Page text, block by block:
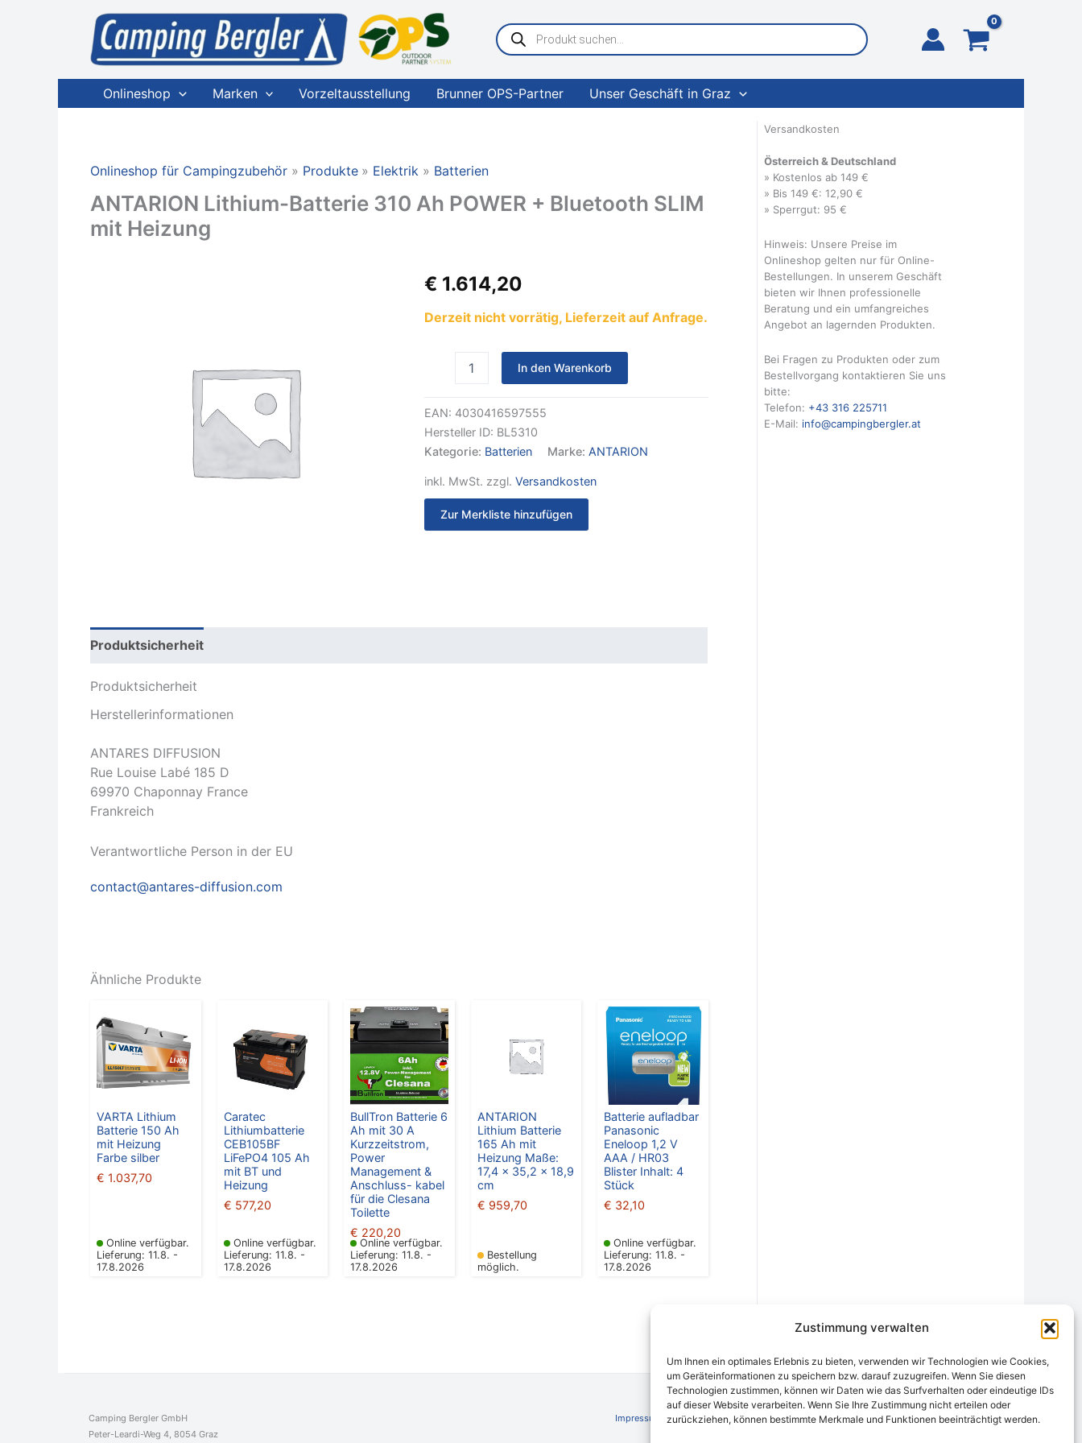
Zustimmung verwalten
Um Ihnen ein optimales Erlebnis zu bieten, verwenden wir Technologien wie Cookies,
um Geräteinformationen zu speichern bzw. darauf zuzugreifen. Wenn Sie diesen
Technologien zustimmen, können wir Daten wie das Surfverhalten oder eindeutige IDs
auf dieser Website verarbeiten. Wenn Sie Ihre Zustimmung nicht erteilen oder
zurückziehen, können bestimmte Merkmale und Funktionen beeinträchtigt werden.
Products
search
Onlineshop Marken Vorzeltausstellung Brunner OPS-Partner Unser Geschäft in Graz
Onlineshop für Campingzubehör Produkte Elektrik Batterien
ANTARION Lithium-Batterie 310 Ah POWER + Bluetooth SLIM
mit Heizung
€ 1.614,20
Derzeit nicht vorrätig, Lieferzeit auf Anfrage.
ANTARION
Lithium-
310
mit
Heizung
Menge
In den Warenkorb
EAN: 4030416597555
Hersteller ID: BL5310
Kategorie: Batterien Marke: ANTARION
inkl. MwSt. zzgl. Versandkosten
Zur Merkliste hinzufügen
Produktsicherheit
Produktsicherheit
Herstellerinformationen
ANTARES DIFFUSION
Rue Louise Labé 185 D
69970 Chaponnay France
Frankreich
Verantwortliche Person in der EU
contact@antares-diffusion.com
Ähnliche Produkte
VARTA Lithium
Batterie 150 Ah
mit Heizung
Farbe silber
€ 1.037,70
Online verfügbar.
Lieferung: 11.8. -
17.8.2026
Caratec
Lithiumbatterie
CEB105BF
LiFePO4 105 Ah
mit BT und
Heizung
€ 577,20
Online verfügbar.
Lieferung: 11.8. -
17.8.2026
BullTron Batterie 6
Ah mit 30 A
Kurzzeitstrom,
Power
Management &
Anschluss- kabel
für die Clesana
Toilette
€ 220,20
Online verfügbar.
Lieferung: 11.8. -
17.8.2026
ANTARION
Lithium Batterie
165 Ah mit
Heizung Maße:
17,4 x 35,2 x 18,9
cm
€ 959,70
Bestellung
möglich.
Batterie aufladbar
Panasonic
Eneloop 1,2 V
AAA / HR03
Blister Inhalt: 4
Stück
€ 32,10
Online verfügbar.
Lieferung: 11.8. -
17.8.2026
Versandkosten
Österreich & Deutschland
» Kostenlos ab 149 €
» Bis 149 €: 12,90 €
» Sperrgut: 95 €
Hinweis: Unsere Preise im
Onlineshop gelten nur für Online-
Bestellungen. In unserem Geschäft
bieten wir Ihnen professionelle
Beratung und ein umfangreiches
Angebot an lagernden Produkten.
Bei Fragen zu Produkten oder zum
Bestellvorgang kontaktieren Sie uns
bitte:
Telefon: +43 316 225711
E-Mail: info@campingbergler.at
Camping Bergler GmbH
Peter-Leardi-Weg 4, 8054 Graz
Impressum AGB Schlichtungsstelle Widerrufsrecht und Formular
Datenschutzerklärung